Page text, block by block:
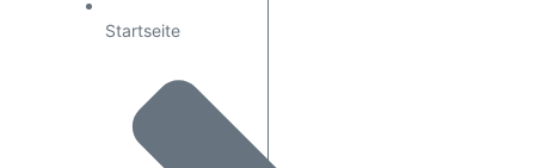
Startseite